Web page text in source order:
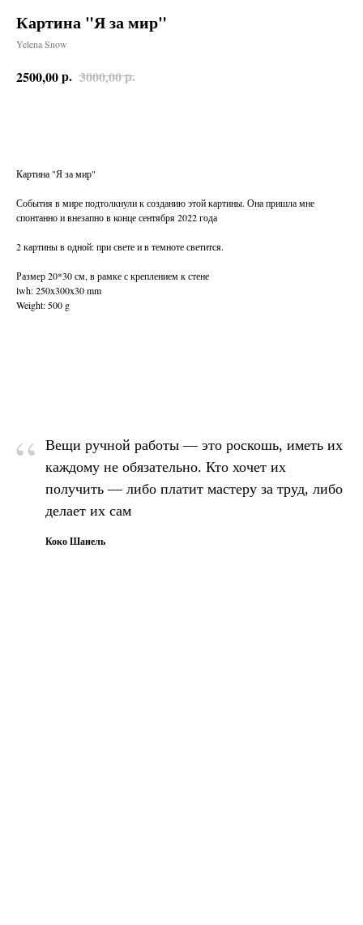
Картина "Я за мир"
Yelena Snow
2500,00р. 3000,00р.
Картина "Я за мир"
События в мире подтолкнули к созданию этой картины. Она пришла мне
спонтанно и внезапно в конце сентября 2022 года
2 картины в одной: при свете и в темноте светится.
Размер 20*30 см, в рамке с креплением к стене
lwh: 250x300x30 mm
Weight: 500 g
“
Вещи ручной работы — это роскошь, иметь их
каждому не обязательно. Кто хочет их
получить — либо платит мастеру за труд, либо
делает их сам
Коко Шанель